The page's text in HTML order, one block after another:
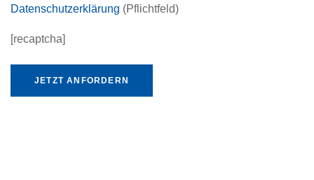
Datenschutzerklärung (Pflichtfeld)
[recaptcha]